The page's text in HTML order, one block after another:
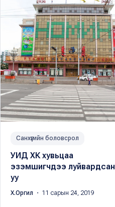
Санхүүгийн боловсрол
УИД ХК хувьцаа
эзэмшигчдээ луйвардсан
уу
Х.Оргил ・ 11 сарын 24, 2019